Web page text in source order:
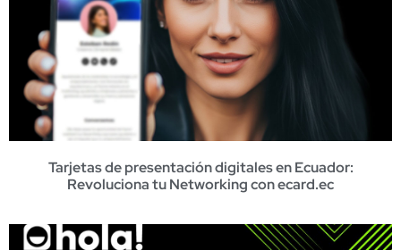
Tarjetas de presentación digitales en Ecuador:
Revoluciona tu Networking con ecard.ec